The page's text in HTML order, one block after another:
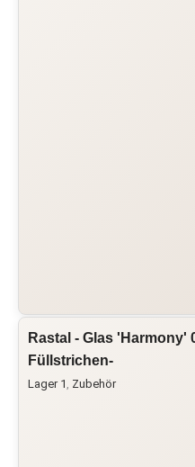
Rastal - Glas 'Harmony'
Füllstrichen-
Lager 1 , Zubehör